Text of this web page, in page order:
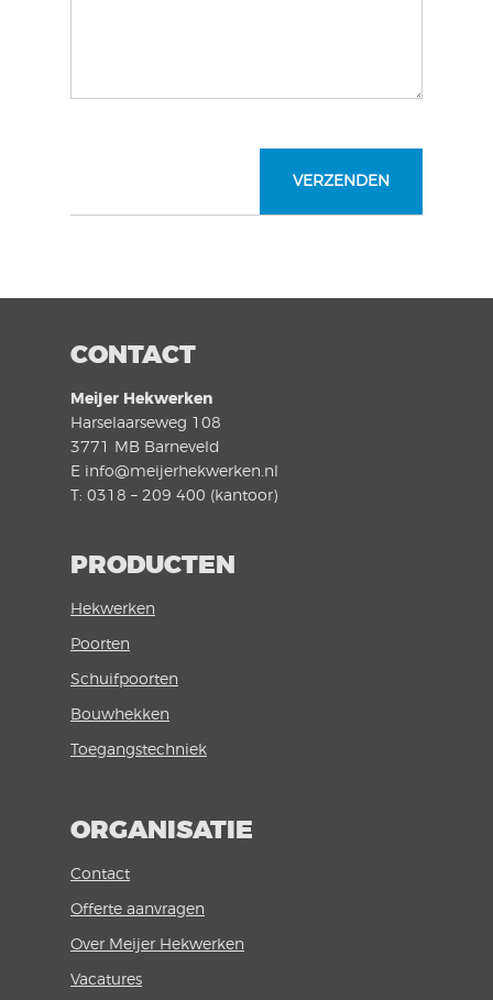
CONTACT
Meijer Hekwerken
Harselaarseweg 108
3771 MB Barneveld
E info@meijerhekwerken.nl
T: 0318 – 209 400 (kantoor)
PRODUCTEN
Hekwerken
Poorten
Schuifpoorten
Bouwhekken
Toegangstechniek
ORGANISATIE
Contact
Offerte aanvragen
Over Meijer Hekwerken
Vacatures